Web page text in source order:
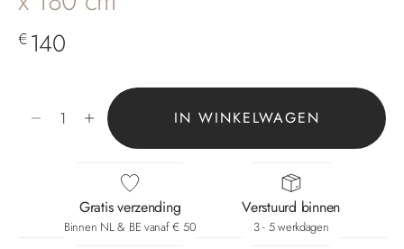
Aanbiedingsprijs
€ 140
Aantal verhogen
IN WINKELWAGEN
Gratis verzending
Binnen NL & BE vanaf € 50
Verstuurd binnen
3 - 5 werkdagen